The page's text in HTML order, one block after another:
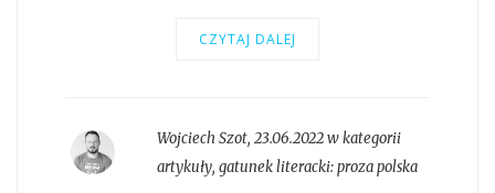
CZYTAJ DALEJ
Wojciech Szot, 23.06.2022 w kategorii
artykuły, gatunek literacki:proza polska